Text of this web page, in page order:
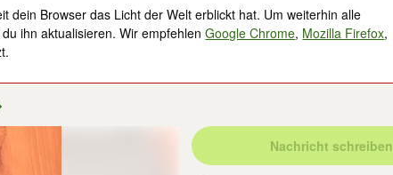
dein Browser das Licht der Welt erblickt hat. Um weiterhin alle
ihn aktualisieren. Wir empfehlenGoogle Chrome, Mozilla Firefox,
Nachricht schreiben